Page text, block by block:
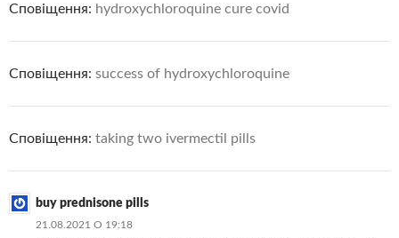
Сповіщення: hydroxychloroquine cure covid
Сповіщення: success of hydroxychloroquine
Сповіщення: taking two ivermectil pills
buy prednisone pills
21.08.2021 О 19:18